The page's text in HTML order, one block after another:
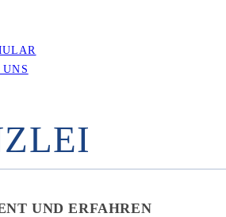
UND ERFAHREN